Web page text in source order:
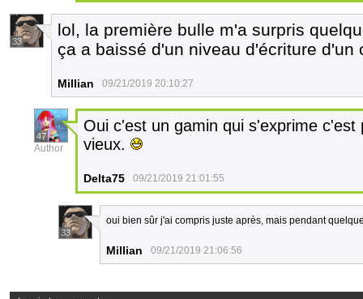
33
lol, la première bulle m'a surpris
ça a baissé d'un niveau d'écriture d'un
Millian 09/21/2019 20:10:27
47
Author
Oui c'est un gamin qui s'exprime
vieux.
Delta75 09/21/2019 21:01:55
33
oui bien sûr j'ai compris juste après, mais pendant
Millian 09/21/2019 21:06:56